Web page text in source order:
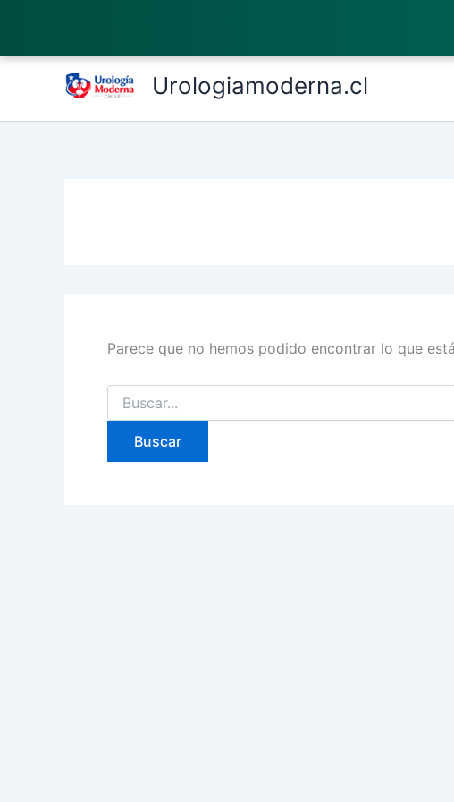
contenido
Urologiamoderna.cl
Parece que no hemos podido encontrar lo que
Buscar
por: